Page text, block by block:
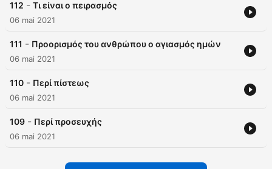
112 - Τι είναι ο πειρασμός
06 mai 2021
111 - Προορισμός του ανθρώπου ο αγιασμός ημών
06 mai 2021
110 - Περί πίστεως
06 mai 2021
109 - Περί προσευχής
06 mai 2021